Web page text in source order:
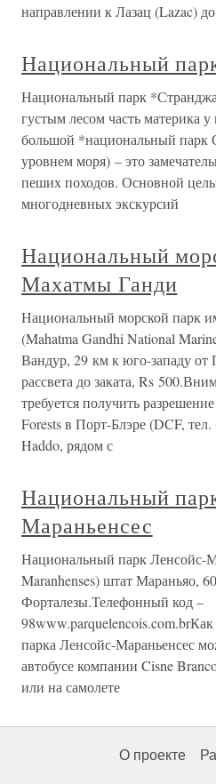
направлении к Лазац (Lazac)
Национальный
Национальный парк
густым лесом часть материка
большой *национальный парк
уровнем моря) – это
пеших походов. Основной
многодневных экскурсий
Национальный
Махатмы Ганди
Национальный морской парк
(Mahatma Gandhi National
Вандур, 29 км к юго-западу от
рассвета до заката, Rs
требуется получить
Forests в Порт-Блэре (DCF,
Haddo, рядом с
Национальный
Мараньенсес
Национальный парк Ленсойс-
Maranhenses) штат Мараньяо,
Форталезы.Телефонный код –
парка Ленсойс-Мараньенсес
автобусе компании Cisne
или на самолете
О проекте